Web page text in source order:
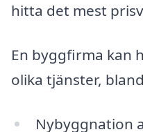
hitta det mest
En byggfirma kan
olika tjänster,
Nybyggnation